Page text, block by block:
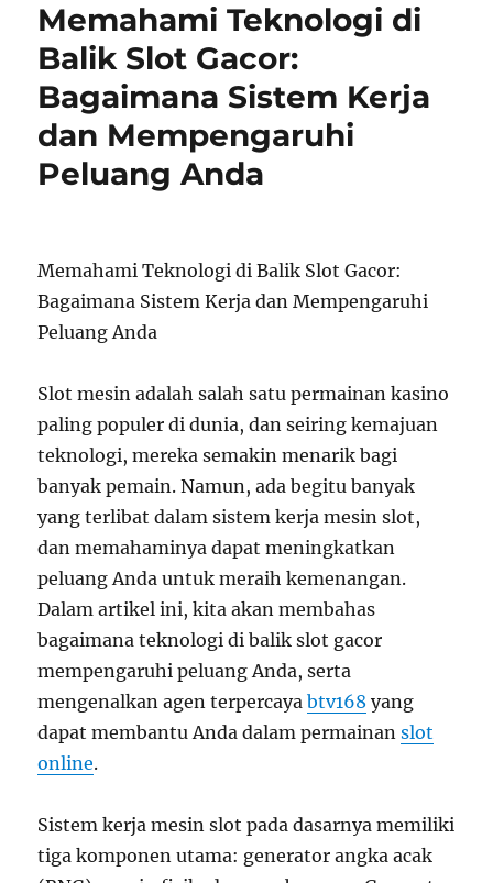
Memahami Teknologi di
Balik Slot Gacor:
Bagaimana Sistem Kerja
dan Mempengaruhi
Peluang Anda
Memahami Teknologi di Balik Slot Gacor:
Bagaimana Sistem Kerja dan Mempengaruhi
Peluang Anda
Slot mesin adalah salah satu permainan kasino
paling populer di dunia, dan seiring kemajuan
teknologi, mereka semakin menarik bagi
banyak pemain. Namun, ada begitu banyak
yang terlibat dalam sistem kerja mesin slot,
dan memahaminya dapat meningkatkan
peluang Anda untuk meraih kemenangan.
Dalam artikel ini, kita akan membahas
bagaimana teknologi di balik slot gacor
mempengaruhi peluang Anda, serta
mengenalkan agen terpercayabtv168 yang
dapat membantu Anda dalam permainanslot
online.
Sistem kerja mesin slot pada dasarnya memiliki
tiga komponen utama: generator angka acak